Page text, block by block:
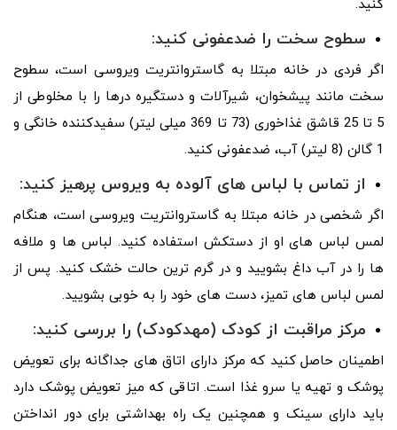
کنید.
سطوح سخت را ضدعفونی کنید:
اگر فردی در خانه مبتلا به گاستروانتریت ویروسی است، سطوح
سخت مانند پیشخوان، شیرآلات و دستگیره درها را با مخلوطی از
5 تا 25 قاشق غذاخوری (73 تا 369 میلی لیتر) سفیدکننده خانگی و
1 گالن (8 لیتر) آب، ضدعفونی کنید.
از تماس با لباس های آلوده به ویروس پرهیز کنید:
اگر شخصی در خانه مبتلا به گاستروانتریت ویروسی است، هنگام
لمس لباس های او از دستکش استفاده کنید. لباس ها و ملافه
ها را در آب داغ بشویید و در گرم ترین حالت خشک کنید. پس از
لمس لباس های تمیز، دست های خود را به خوبی بشویید.
مرکز مراقبت از کودک (مهدکودک) را بررسی کنید:
اطمینان حاصل کنید که مرکز دارای اتاق های جداگانه برای تعویض
پوشک و تهیه یا سرو غذا است. اتاقی که میز تعویض پوشک دارد
باید دارای سینک و همچنین یک راه بهداشتی برای دور انداختن